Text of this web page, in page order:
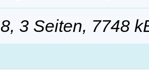
3 Seiten, 7748